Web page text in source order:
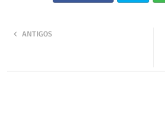
ANTIGOS